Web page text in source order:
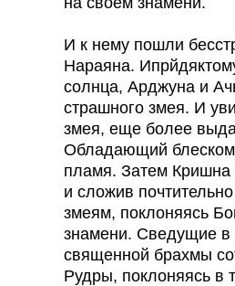
И к нему пошли
Нараяна.
солнца, Арджуна и
страшного змея. И
змея, еще более
Обладающий блеском
пламя. Затем Кришна
и сложив
змеям, поклоняясь
знамени. Сведущие в
священной брахмы
Рудры, поклоняясь в